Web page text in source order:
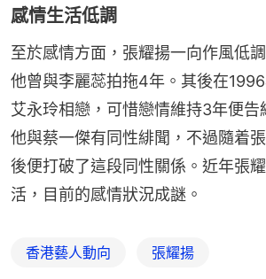
感情生活低調
至於感情方面，張耀揚一向作風低
他曾與李麗蕊拍拖4年。其後在
艾永玲相戀，可惜戀情維持3年便告
他與蔡一傑有同性緋聞，不過隨着
後便打破了這段同性關係。近年張
活，目前的感情狀況成謎。
香港藝人動向 張耀揚